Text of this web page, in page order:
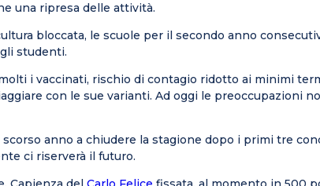
una ripresa delle attività.
bloccata, le scuole per il secondo anno
studenti.
i vaccinati, rischio di contagio ridotto ai minimi
con le sue varianti. Ad oggi le preoccupazioni
anno a chiudere la stagione dopo i primi tre
ci riserverà il futuro.